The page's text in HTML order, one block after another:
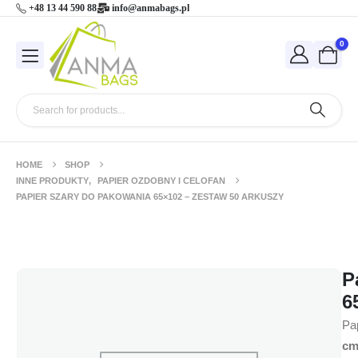
+48 13 44 590 88 info@anmabags.pl
0
HOME
SHOP
INNE PRODUKTY,
PAPIER OZDOBNY I CELOFAN
PAPIER SZARY DO PAKOWANIA 65×102 – ZESTAW 50 ARKUSZY